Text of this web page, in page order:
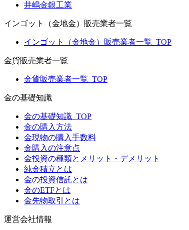
井嶋金銀工業
インゴット（金地金）販売業者一覧
インゴット（金地金）販売業者一覧_TOP
金貨販売業者一覧
金貨販売業者一覧_TOP
金の基礎知識
金の基礎知識_TOP
金の購入方法
金現物の購入手数料
金購入の注意点
金投資の種類とメリット・デメリット
純金積立とは
金の投資信託とは
金のETFとは
金先物取引とは
運営会社情報